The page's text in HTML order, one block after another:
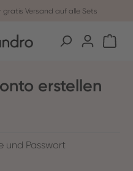
gratis Versand auf alle Sets
dem Merkzettel
erstellen
und Passwort